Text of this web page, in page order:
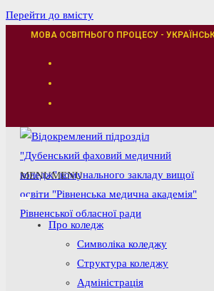
Перейти до вмісту
МОВА ОСВІТНЬОГО ПРОЦЕСУ -
MENUMENU
Про коледж
Символіка коледжу
Структура коледжу
Адміністрація